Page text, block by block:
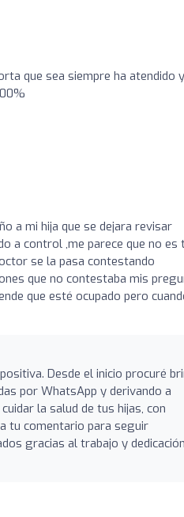
que sea siempre ha atendido y
a mi hija que se dejara revisar
a control ,me parece que no es
se la pasa contestando
que no contestaba mis
que esté ocupado pero
Desde el inicio procuré
por WhatsApp y derivando a
la salud de tus hijas, con
tu comentario para seguir
gracias al trabajo y